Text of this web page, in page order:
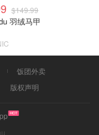
$149.99
羽绒马甲
饭团外卖
版权声明